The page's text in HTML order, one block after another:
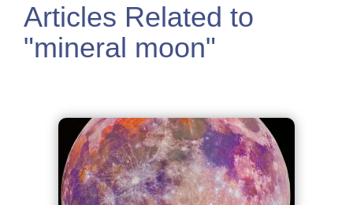
Articles Related to
"mineral moon"